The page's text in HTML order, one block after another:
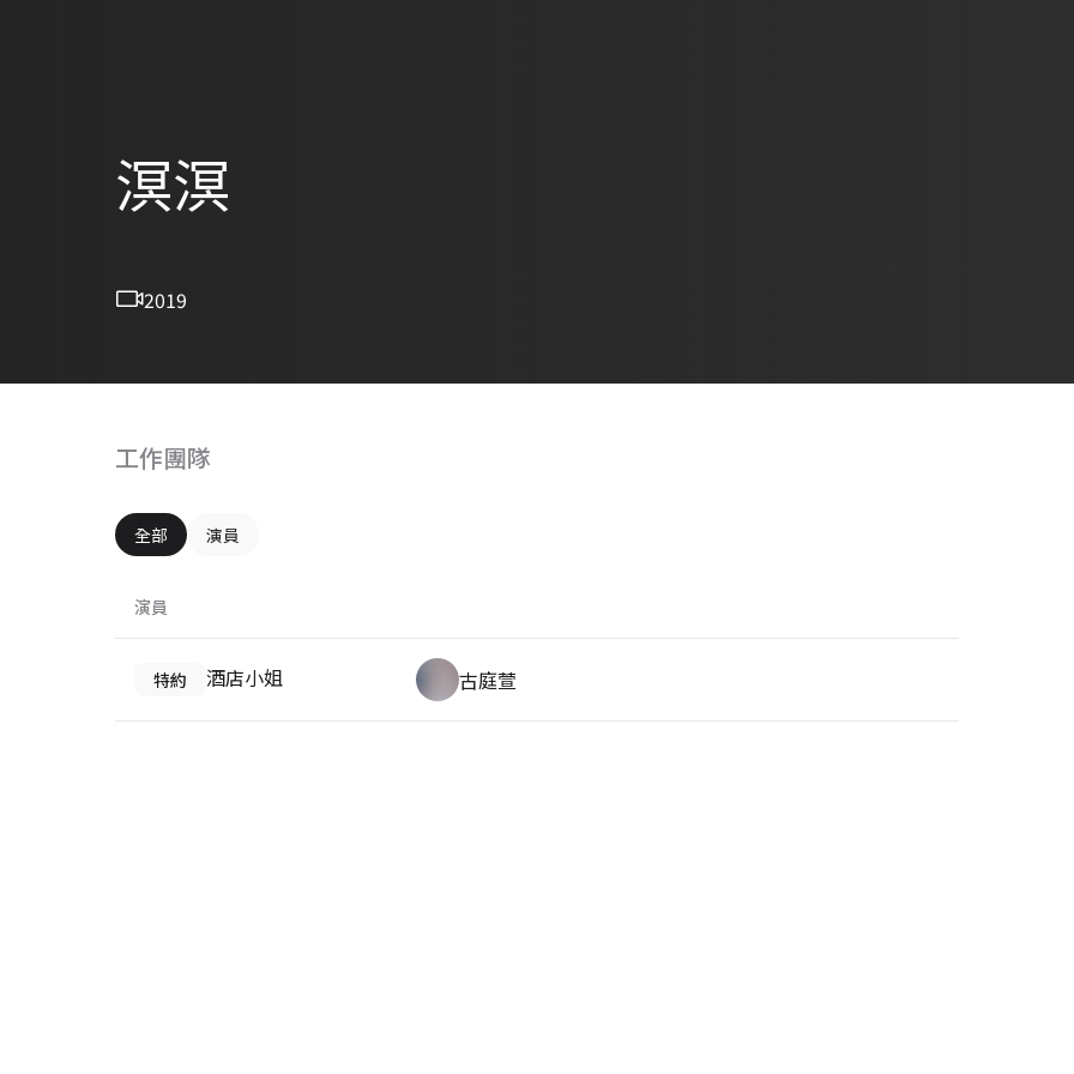
溟溟
2019
工作團隊
全部 演員
演員
特約 酒店小姐 古庭萱